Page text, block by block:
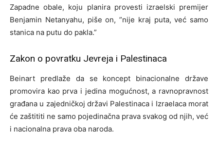
Zapadne obale, koju planira provesti izraelski premijer
Benjamin Netanyahu, piše on, ”nije kraj puta, već samo
stanica na putu do pakla.”
Zakon o povratku Jevreja i Palestinaca
Beinart predlaže da se koncept binacionalne države
promovira kao prva i jedina mogućnost, a ravnopravnost
građana u zajedničkoj državi Palestinaca i Izraelaca morat
će zaštititi ne samo pojedinačna prava svakog od njih, već
i nacionalna prava oba naroda.